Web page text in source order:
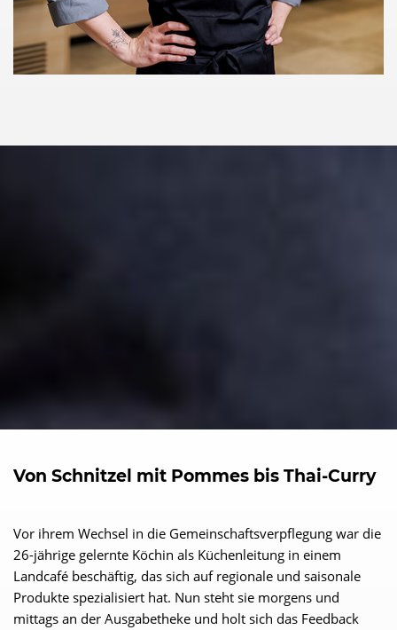
Von Schnitzel mit Pommes bis Thai-Curry
Vor ihrem Wechsel in die Gemeinschaftsverpflegung war die
26-jährige gelernte Köchin als Küchenleitung in einem
Landcafé beschäftig, das sich auf regionale und saisonale
Produkte spezialisiert hat. Nun steht sie morgens und
mittags an der Ausgabetheke und holt sich das Feedback